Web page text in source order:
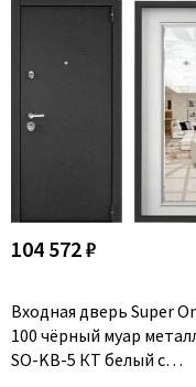
104 572 ₽
Входная дверь Super
100 чёрный муар
SO-KB-5 КТ белый с